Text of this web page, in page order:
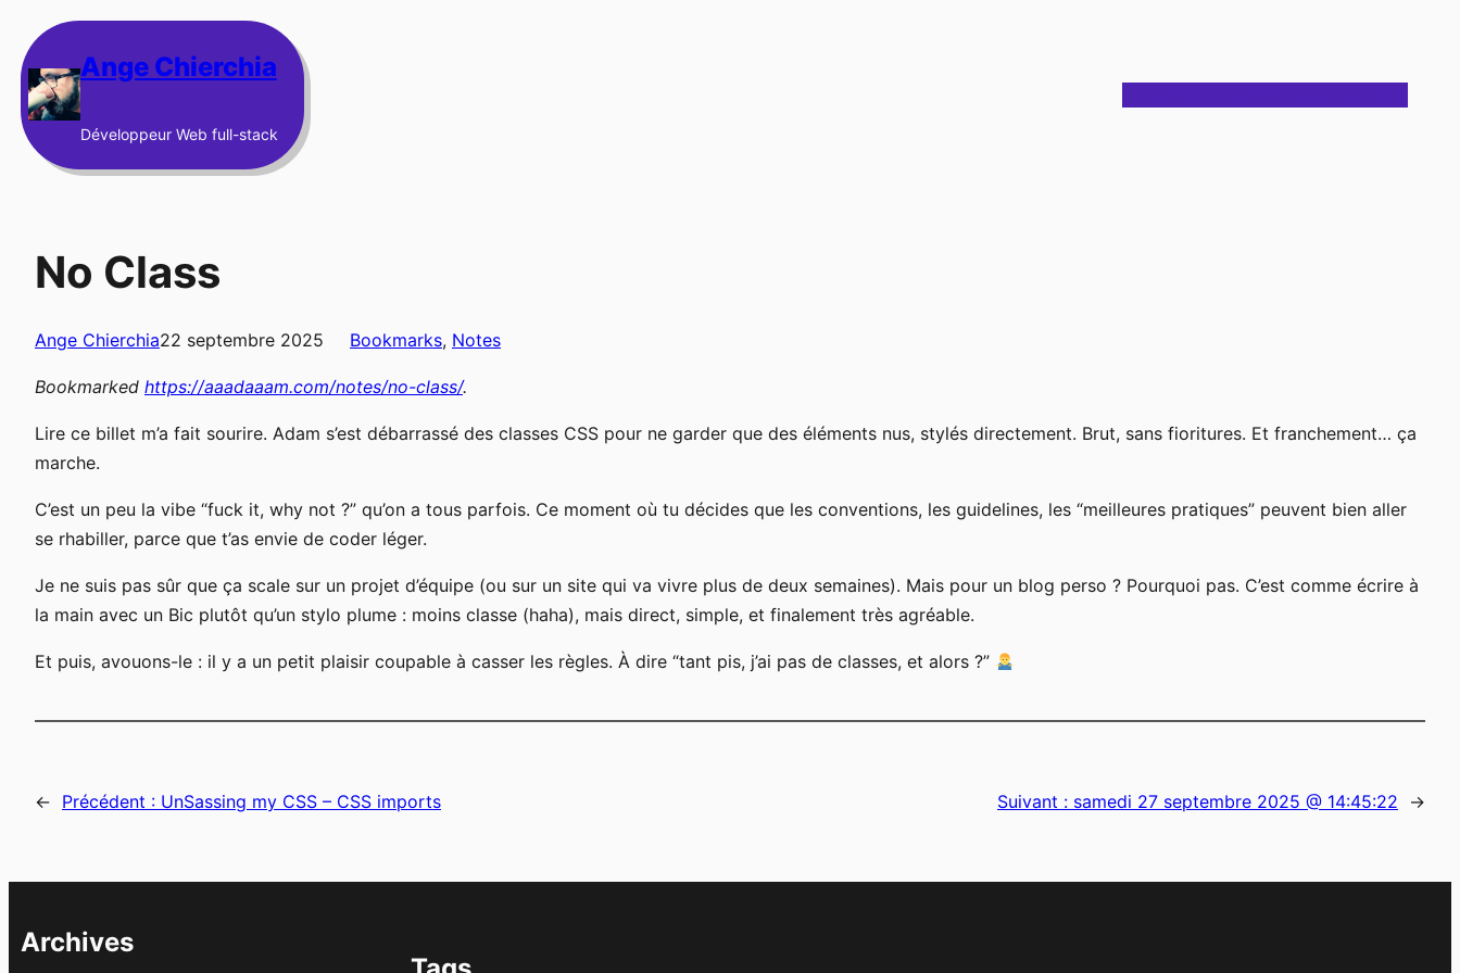
au
contenu Ange Chierchia
Développeur Web full-stack
No Class
Ange Chierchia22 septembre 2025 Bookmarks, Notes
Bookmarked https://aaadaaam.com/notes/no-class/.
Lire ce billet m’a fait sourire. Adam s’est débarrassé des classes CSS pour ne garder que des éléments nus, stylés directement. Brut, sans fioritures. Et franchement… ça
marche.
C’est un peu la vibe “fuck it, why not ?” qu’on a tous parfois. Ce moment où tu décides que les conventions, les guidelines, les “meilleures pratiques” peuvent bien aller
se rhabiller, parce que t’as envie de coder léger.
Je ne suis pas sûr que ça scale sur un projet d’équipe (ou sur un site qui va vivre plus de deux semaines). Mais pour un blog perso ? Pourquoi pas. C’est comme écrire à
la main avec un Bic plutôt qu’un stylo plume : moins classe (haha), mais direct, simple, et finalement très agréable.
Et puis, avouons-le : il y a un petit plaisir coupable à casser les règles. À dire “tant pis, j’ai pas de classes, et alors ?”
← Précédent : UnSassing my CSS – CSS imports Suivant : samedi 27 septembre 2025 @ 14:45:22 →
Archives